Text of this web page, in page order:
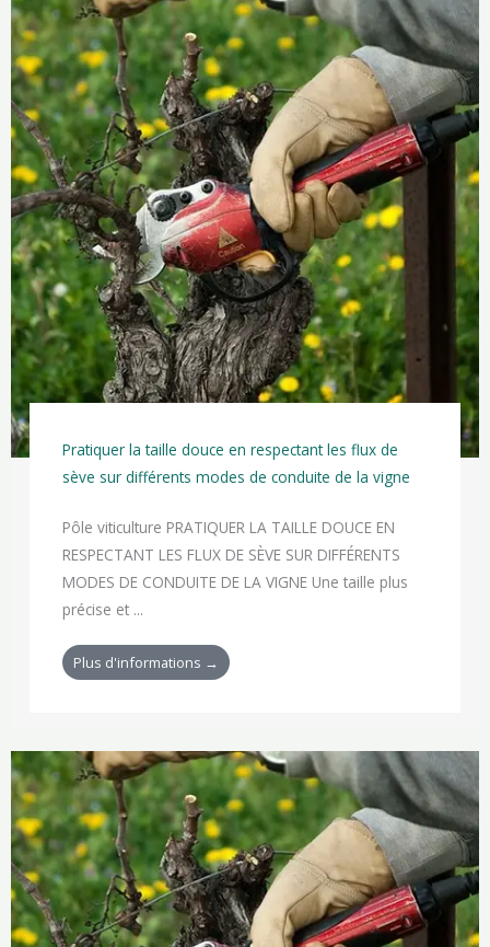
Pratiquer la taille douce en respectant les flux de
sève sur différents modes de conduite de la vigne
Pôle viticulture PRATIQUER LA TAILLE DOUCE EN
RESPECTANT LES FLUX DE SÈVE SUR DIFFÉRENTS
MODES DE CONDUITE DE LA VIGNE Une taille plus
précise et ...
Plus d'informations →